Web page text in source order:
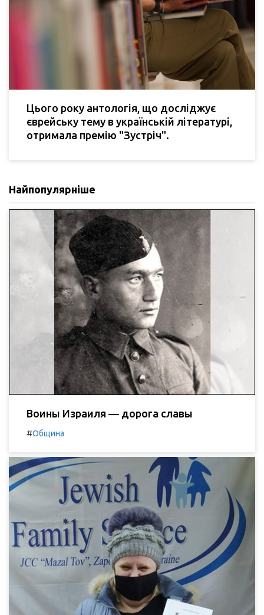
Цього року антологія, що досліджує
єврейську тему в українській літературі,
отримала премію "Зустріч".
Найпопулярніше
Воины Израиля — дорога славы
#Община